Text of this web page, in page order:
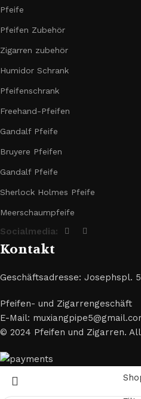
Pfeife
Pfeifen Zubehör
Zigarren zubehör
Humidor Schrank
Pfeifenschrank
Freehand-Pfeifen
Gandalf Pfeife
Bruyere Pfeifen
Gandalf Pfeife
Sherlock Holmes Pfeife
Meerschaumpfeife
Socialmedia:
Kontakt
Geschäftsadresse: Josephspl.
Pfeifen- und Zigarrengeschäft
E-Mail:
© 2024 Pfeifen und Zigarren.